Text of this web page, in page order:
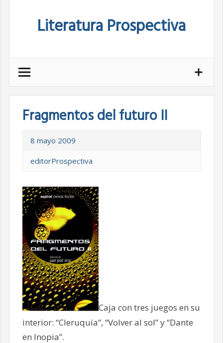
Literatura Prospectiva
Fragmentos del futuro II
8 mayo 2009
editorProspectiva
Caja con tres juegos en su
interior: “Cleruquía”, “Volver al sol” y “Dante
en Inopia”.